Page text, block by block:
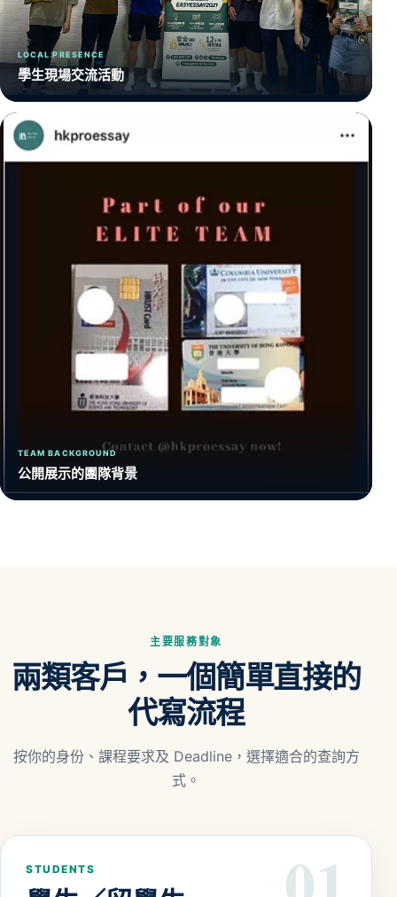
LOCAL PRESENCE
學生現場交流活動
TEAM BACKGROUND
公開展示的團隊背景
主要服務對象
兩類客戶，一個簡單直接的
代寫流程
按你的身份、課程要求及 Deadline，選擇適合的查詢方
式。
STUDENTS